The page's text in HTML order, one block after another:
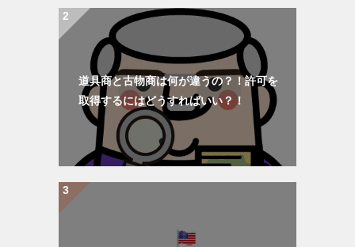
道具商と古物商は何が違うの？！許可を
取得するにはどうすればいい？！